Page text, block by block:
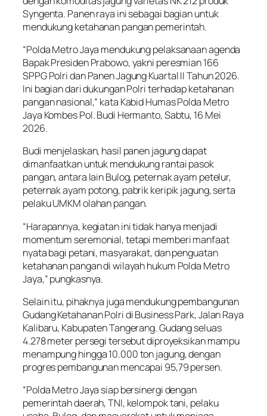
Syngenta. Panen raya ini sebagai bagian untuk
mendukung ketahanan pangan pemerintah.
“Polda Metro Jaya mendukung pelaksanaan agenda
Bapak Presiden Prabowo, yakni peresmian 166
SPPG Polri dan Panen Jagung Kuartal II Tahun 2026.
Ini bagian dari dukungan Polri terhadap ketahanan
pangan nasional,” kata Kabid Humas Polda Metro
Jaya Kombes Pol. Budi Hermanto, Sabtu, 16 Mei
2026.
Budi menjelaskan, hasil panen jagung dapat
dimanfaatkan untuk mendukung rantai pasok
pangan, antara lain Bulog, peternak ayam petelur,
peternak ayam potong, pabrik keripik jagung, serta
pelaku UMKM olahan pangan.
“Harapannya, kegiatan ini tidak hanya menjadi
momentum seremonial, tetapi memberi manfaat
nyata bagi petani, masyarakat, dan penguatan
ketahanan pangan di wilayah hukum Polda Metro
Jaya,” pungkasnya.
Selain itu, pihaknya juga mendukung pembangunan
Gudang Ketahanan Polri di Business Park, Jalan Raya
Kalibaru, Kabupaten Tangerang. Gudang seluas
4.278 meter persegi tersebut diproyeksikan mampu
menampung hingga 10.000 ton jagung, dengan
progres pembangunan mencapai 95,79 persen.
“Polda Metro Jaya siap bersinergi dengan
pemerintah daerah, TNI, kelompok tani, pelaku